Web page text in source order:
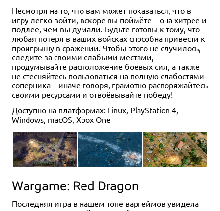
Несмотря на то, что вам может показаться, что в
игру легко войти, вскоре вы поймёте – она хитрее и
подлее, чем вы думали. Будьте готовы к тому, что
любая потеря в ваших войсках способна привести к
проигрышу в сражении. Чтобы этого не случилось,
следите за своими слабыми местами,
продумывайте расположение боевых сил, а также
не стесняйтесь пользоваться на полную слабостями
соперника – иначе говоря, грамотно распоряжайтесь
своими ресурсами и отвоёвывайте победу!
Доступно на платформах: Linux, PlayStation 4,
Windows, macOS, Xbox One
Wargame: Red Dragon
Последняя игра в нашем топе варгеймов увидела